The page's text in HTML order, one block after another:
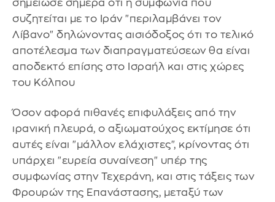
σημείωσε σήμερα ότι η συμφωνία που
συζητείται με το Ιράν "περιλαμβάνει τον
Λίβανο" δηλώνοντας αισιόδοξος ότι το τελικό
αποτέλεσμα των διαπραγματεύσεων θα είναι
αποδεκτό επίσης στο Ισραήλ και στις χώρες
του Κόλπου
Όσον αφορά πιθανές επιφυλάξεις από την
ιρανική πλευρά, ο αξιωματούχος εκτίμησε ότι
αυτές είναι "μάλλον ελάχιστες", κρίνοντας ότι
υπάρχει "ευρεία συναίνεση" υπέρ της
συμφωνίας στην Τεχεράνη, και στις τάξεις των
Φρουρών της Επανάστασης, μεταξύ των